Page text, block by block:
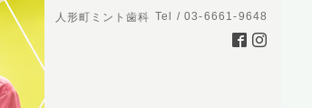
人形町ミント歯科 Tel / 03-6661-9648